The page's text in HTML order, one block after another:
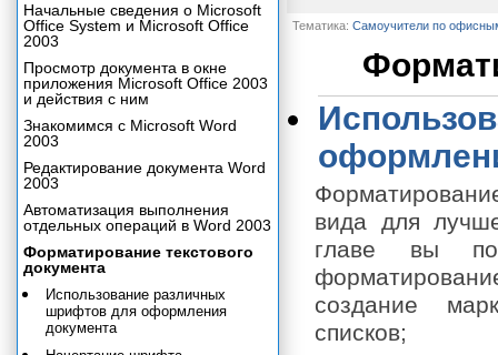
Тематика: Самоучители по
вида для
главе вы
создание
списков;
Начальные сведения о Microsoft
Office System и Microsoft Office
2003
Просмотр документа в окне
приложения Microsoft Office 2003
и действия с ним
Знакомимся с Microsoft Word
2003
Редактирование документа Word
2003
Автоматизация выполнения
отдельных операций в Word 2003
Форматирование текстового
документа
Использование различных
шрифтов для оформления
документа